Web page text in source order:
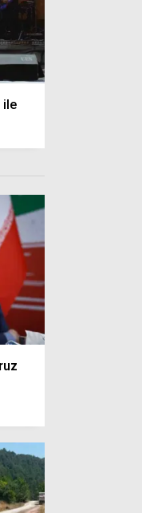
ile